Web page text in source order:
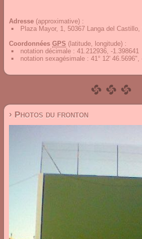
Adresse (approximative) :
Plaza Mayor, 1, 50367 Langa del
Coordonnées GPS (latitude, longitude) :
notation décimale : 41.212936, -1.398641
notation sexagésimale : 41° 12' 46.5696",
› Photos du fronton